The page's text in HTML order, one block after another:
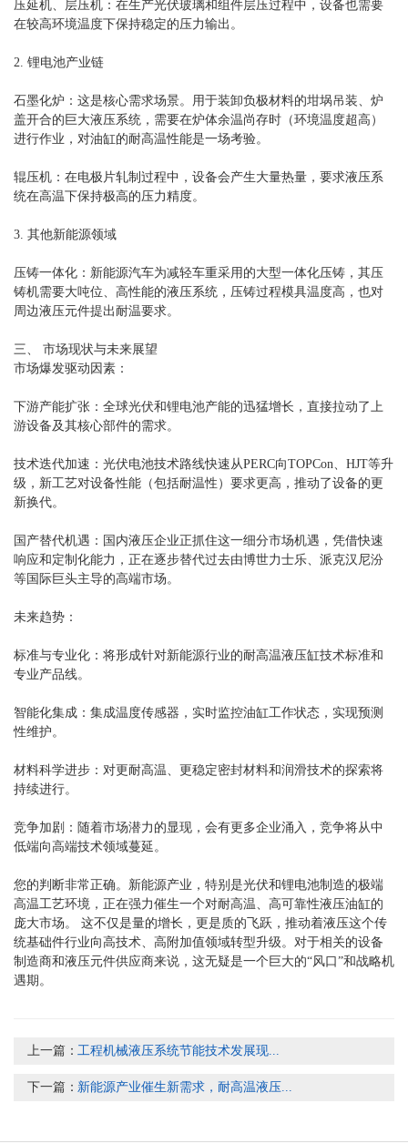
压延机、层压机：在生产光伏玻璃和组件层压过程中，设备也需要
在较高环境温度下保持稳定的压力输出。
2. 锂电池产业链
石墨化炉：这是核心需求场景。用于装卸负极材料的坩埚吊装、炉
盖开合的巨大液压系统，需要在炉体余温尚存时（环境温度超高）
进行作业，对油缸的耐高温性能是一场考验。
辊压机：在电极片轧制过程中，设备会产生大量热量，要求液压系
统在高温下保持极高的压力精度。
3. 其他新能源领域
压铸一体化：新能源汽车为减轻车重采用的大型一体化压铸，其压
铸机需要大吨位、高性能的液压系统，压铸过程模具温度高，也对
周边液压元件提出耐温要求。
三、 市场现状与未来展望
市场爆发驱动因素：
下游产能扩张：全球光伏和锂电池产能的迅猛增长，直接拉动了上
游设备及其核心部件的需求。
技术迭代加速：光伏电池技术路线快速从PERC向TOPCon、HJT等升
级，新工艺对设备性能（包括耐温性）要求更高，推动了设备的更
新换代。
国产替代机遇：国内液压企业正抓住这一细分市场机遇，凭借快速
响应和定制化能力，正在逐步替代过去由博世力士乐、派克汉尼汾
等国际巨头主导的高端市场。
未来趋势：
标准与专业化：将形成针对新能源行业的耐高温液压缸技术标准和
专业产品线。
智能化集成：集成温度传感器，实时监控油缸工作状态，实现预测
性维护。
材料科学进步：对更耐高温、更稳定密封材料和润滑技术的探索将
持续进行。
竞争加剧：随着市场潜力的显现，会有更多企业涌入，竞争将从中
低端向高端技术领域蔓延。
您的判断非常正确。新能源产业，特别是光伏和锂电池制造的极端
高温工艺环境，正在强力催生一个对耐高温、高可靠性液压油缸的
庞大市场。 这不仅是量的增长，更是质的飞跃，推动着液压这个传
统基础件行业向高技术、高附加值领域转型升级。对于相关的设备
制造商和液压元件供应商来说，这无疑是一个巨大的“风口”和战略机
遇期。
上一篇： 工程机械液压系统节能技术发展现...
下一篇： 新能源产业催生新需求，耐高温液压...